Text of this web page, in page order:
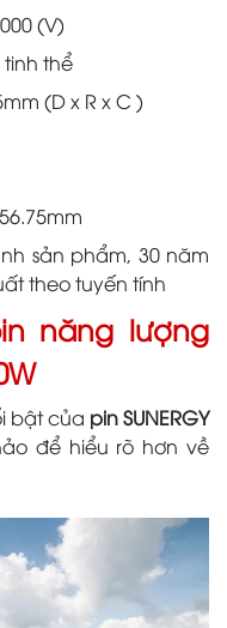
(V)
tinh thể
(D x R x C )
sản phẩm, 30 năm
theo tuyến tính
năng lượng
bật của pin SUNERGY
để hiểu rõ hơn về